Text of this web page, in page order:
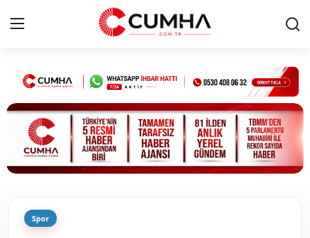
Kurumsal
Cumhurbaşkanlığı
Bakanlıklar
Siyasi Partiler
Spor